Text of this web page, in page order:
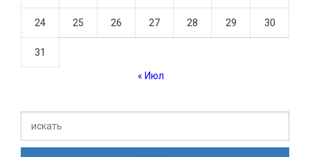
24 25 26 27 28 29 30
31
« Июл